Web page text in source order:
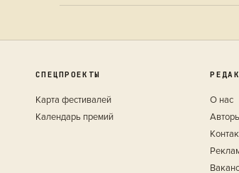
СПЕЦПРОЕКТЫ
Карта фестивалей
Календарь премий
О нас